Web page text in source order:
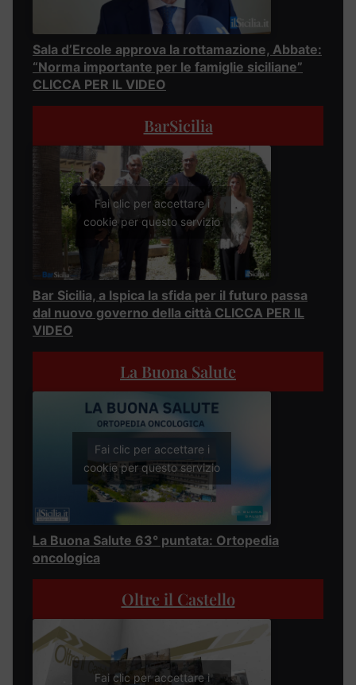
Sala d’Ercole approva la rottamazione, Abbate:
“Norma importante per le famiglie siciliane”
CLICCA PER IL VIDEO
BarSicilia
Fai clic per accettare i
cookie per questo servizio
Bar Sicilia, a Ispica la sfida per il futuro passa
dal nuovo governo della città CLICCA PER IL
VIDEO
La Buona Salute
Fai clic per accettare i
cookie per questo servizio
La Buona Salute 63° puntata: Ortopedia
oncologica
Oltre il Castello
Fai clic per accettare i